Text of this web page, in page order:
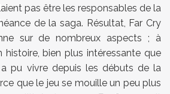
pas être les responsables de la
de la saga. Résultat, Far Cry
sur de nombreux aspects ; à
histoire, bien plus intéressante que
a pu vivre depuis les débuts de la
que le jeu se mouille un peu plus